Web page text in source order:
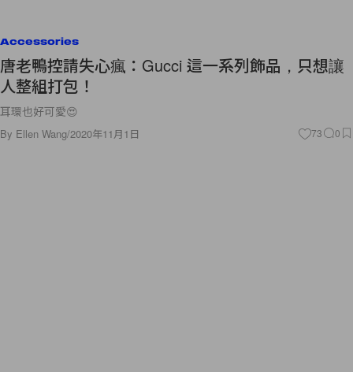
Accessories
唐老鴨控請失心瘋：Gucci 這一系列飾品，只想讓
人整組打包！
耳環也好可愛😍
By Ellen Wang/2020年11月1日 73 0